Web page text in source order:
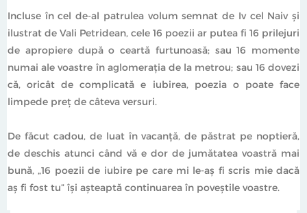
Incluse în cel de-al patrulea volum semnat de Iv cel Naiv şi
ilustrat de Vali Petridean, cele 16 poezii ar putea fi 16 prilejuri
de apropiere după o ceartă furtunoasă; sau 16 momente
numai ale voastre în aglomeraţia de la metrou; sau 16 dovezi
că, oricât de complicată e iubirea, poezia o poate face
limpede preţ de câteva versuri.
De făcut cadou, de luat în vacanţă, de păstrat pe noptieră,
de deschis atunci când vă e dor de jumătatea voastră mai
bună, „16 poezii de iubire pe care mi le-aş fi scris mie dacă
aş fi fost tu” îşi aşteaptă continuarea în poveştile voastre.